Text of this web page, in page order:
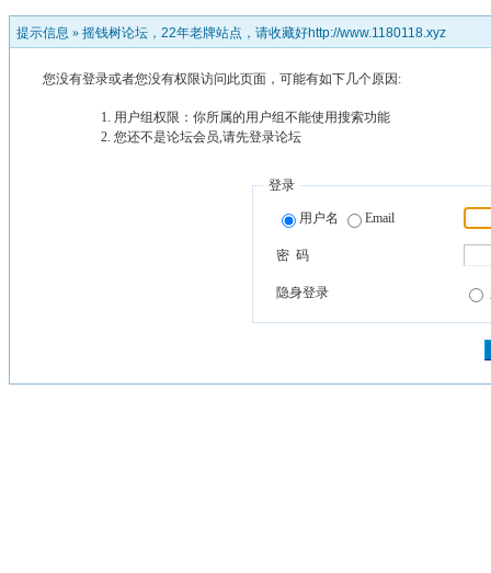
提示信息 » 摇钱树论坛，22年老牌站点，请收藏好http://www.1180118.xyz
您没有登录或者您没有权限访问此页面，可能有如下几个原因:
用户组权限：你所属的用户组不能使用搜索功能
您还不是论坛会员,请先登录论坛
登录
用户名 Email
密 码
隐身登录